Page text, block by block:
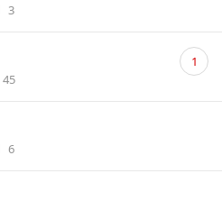
조회수
3
조회수
45
댓
글 1
조회수
6